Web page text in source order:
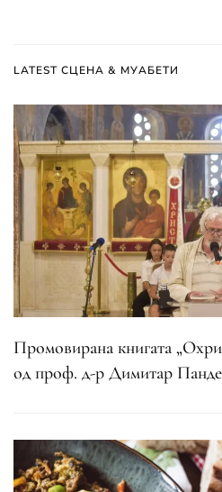
LATEST СЦЕНА & МУАБЕТИ
Промовирана книгата
од проф. д-р Димитар